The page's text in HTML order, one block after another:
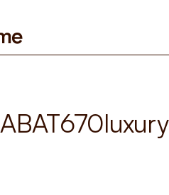
ABAT670luxury